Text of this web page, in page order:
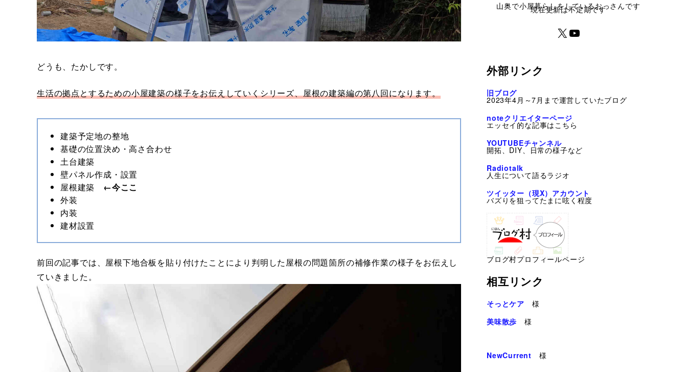
どうも、たかしです。
生活の拠点とするための小屋建築の様子をお伝えしていくシリーズ、屋根の建築編の第八回になります。
建築予定地の整地
基礎の位置決め・高さ合わせ
土台建築
壁パネル作成・設置
屋根建築 ←今ここ
外装
内装
建材設置
前回の記事では、屋根下地合板を貼り付けたことにより判明した屋根の問題箇所の補修作業の様子をお伝えし
ていきました。
山奥で小屋暮らしをしているおっさんです
現在更新は不定期です
外部リンク
旧ブログ
2023年4月～7月まで運営していたブログ
noteクリエイターページ
エッセイ的な記事はこちら
YOUTUBEチャンネル
開拓、DIY、日常の様子など
Radiotalk
人生について語るラジオ
ツイッター（現X）アカウント
バズりを狙ってたまに呟く程度
ブログ村プロフィールページ
相互リンク
そっとケア 様
美味散歩 様
NewCurrent 様